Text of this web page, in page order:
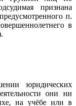
признана
п.
в
юридических
они ни
на учёбе или в